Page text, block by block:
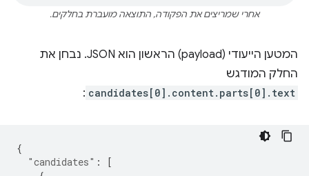
אחרי שמריצים את הפקודה, התוצאה מועברת בחלקים.
המטען הייעודי (payload) הראשון הוא JSON. נבחן את
החלק המודגש
candidates[0].content.parts[0].text
:
{
"candidates" :
[